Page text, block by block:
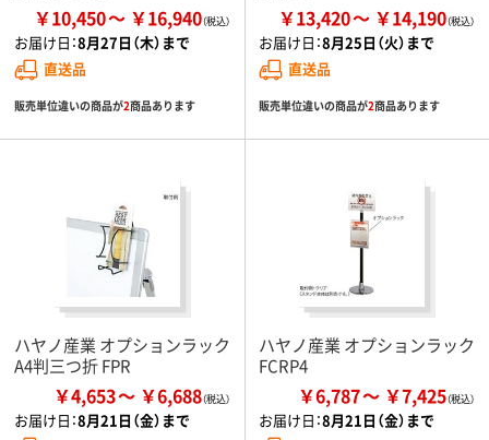
￥10,450 ￥16,940
お届け日：8月27日（木）まで
直送品
販売単位違いの商品が2商品あります
￥13,420 ￥14,190
お届け日：8月25日（火）まで
直送品
販売単位違いの商品が2商品あります
ハヤノ産業 オプションラック
A4判三つ折 FPR
￥4,653 ￥6,688
お届け日：8月21日（金）まで
ハヤノ産業 オプションラック
FCRP4
￥6,787 ￥7,425
お届け日：8月21日（金）まで